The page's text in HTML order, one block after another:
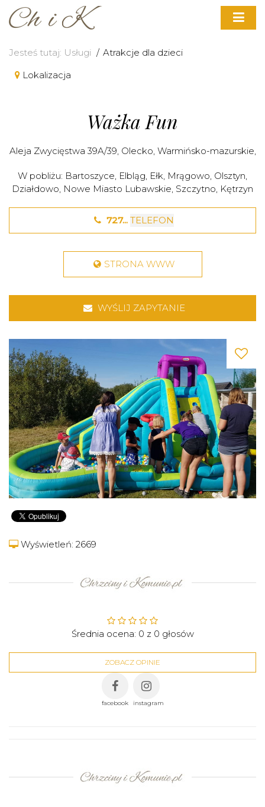
Jesteś tutaj: Usługi
Atrakcje dla dzieci
Lokalizacja
Ważka Fun
Aleja Zwycięstwa 39A/39, Olecko, Warmińsko-mazurskie,
W pobliżu: Bartoszyce, Elbląg, Ełk, Mrągowo, Olsztyn,
Działdowo, Nowe Miasto Lubawskie, Szczytno, Kętrzyn
727... TELEFON
STRONA WWW
WYŚLIJ ZAPYTANIE
Wyświetleń: 2669
Średnia ocena: 0 z 0 głosów
ZOBACZ OPINIE
facebook instagram